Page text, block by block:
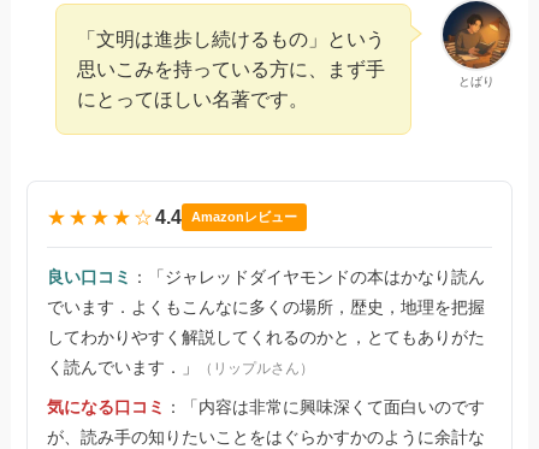
とばり
「文明は進歩し続けるもの」という
思いこみを持っている方に、まず手
にとってほしい名著です。
★★★★☆4.4 Amazonレビュー
良い口コミ
：「ジャレッドダイヤモンドの本はかなり読ん
でいます．よくもこんなに多くの場所，歴史，地理を把握
してわかりやすく解説してくれるのかと，とてもありがた
く読んでいます．」
（リップルさん）
気になる口コミ
：「内容は非常に興味深くて面白いのです
が、読み手の知りたいことをはぐらかすかのように余計な